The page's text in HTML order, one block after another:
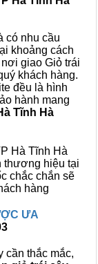
có nhu cầu
khoảng cách
giao Giỏ trái
khách hàng.
đều là hình
hành mang
Tĩnh Hà
Hà Tĩnh Hà
thương hiệu tại
chắc chắn sẽ
hàng
ƯA
cần thắc mắc,